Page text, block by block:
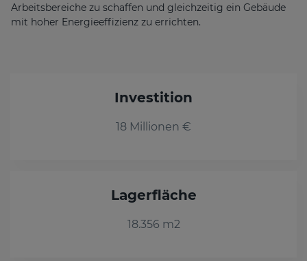
Arbeitsbereiche zu schaffen und gleichzeitig ein Gebäude
mit hoher Energieeffizienz zu errichten.
Investition
18 Millionen €
Lagerfläche
18.356 m2